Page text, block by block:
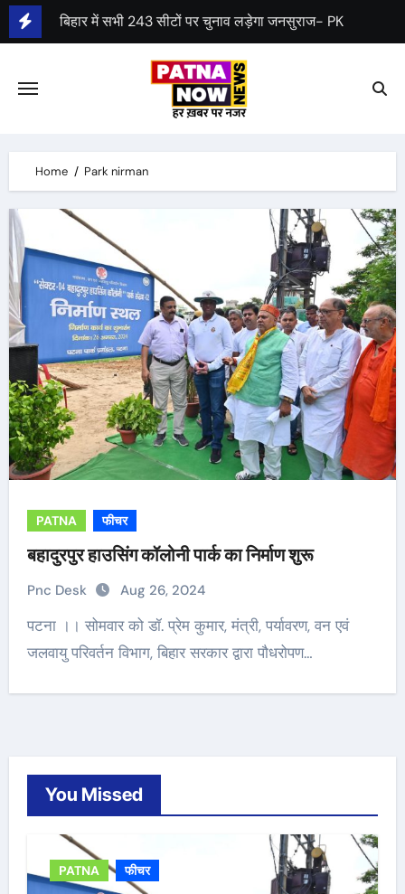
Skip
to
बिहार में सभी 243 सीटों पर चुनाव लड़ेगा जनसुराज- PK
पेंशन स्कीम: केन्द्रीय कैबिनेट ने UPS को मंजूरी दी
Home Park nirman
PATNA फीचर
बहादुरपुर हाउसिंग कॉलोनी पार्क का निर्माण शुरू
Pnc Desk Aug 26, 2024
पटना ।। सोमवार को डॉ. प्रेम कुमार, मंत्री, पर्यावरण, वन एवं
जलवायु परिवर्तन विभाग, बिहार सरकार द्वारा पौधरोपण…
You Missed
PATNA फीचर